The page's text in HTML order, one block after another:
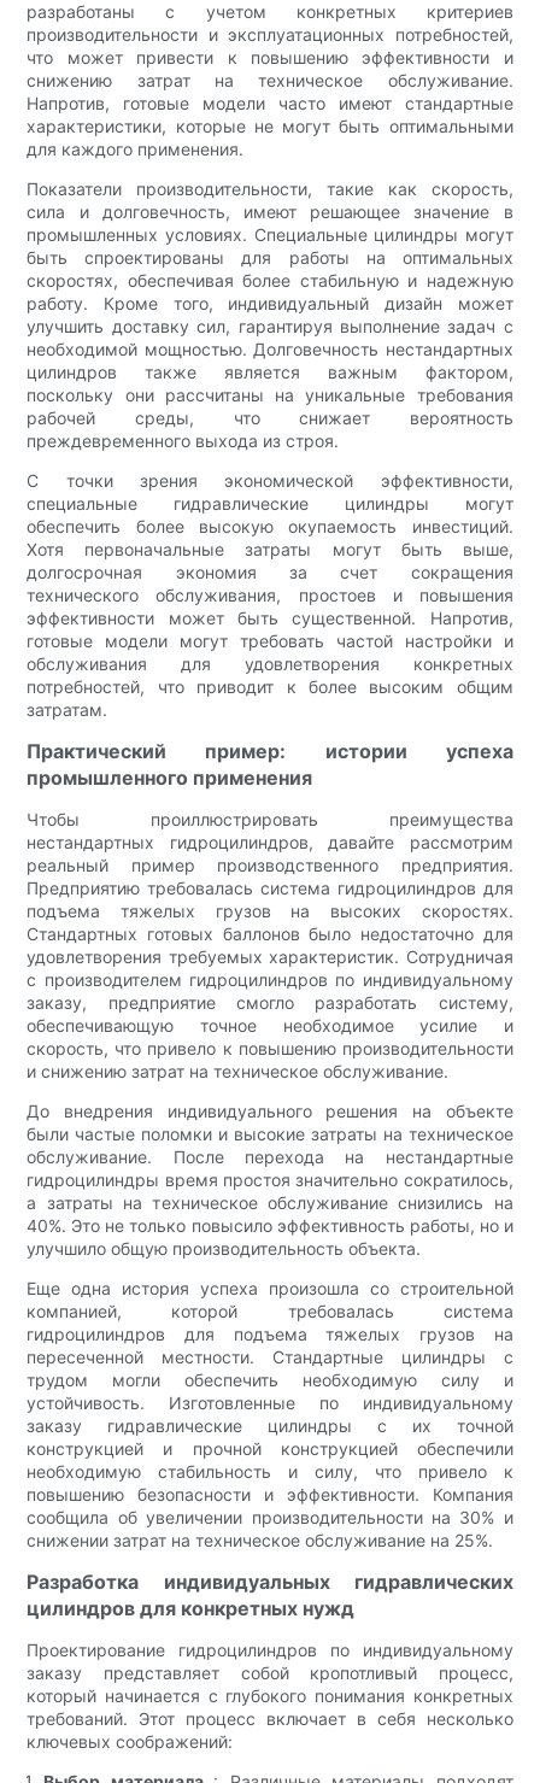
разработаны с учетом конкретных критериев
производительности и эксплуатационных потребностей,
что может привести к повышению эффективности и
снижению затрат на техническое обслуживание.
Напротив, готовые модели часто имеют стандартные
характеристики, которые не могут быть оптимальными
для каждого применения.
Показатели производительности, такие как скорость,
сила и долговечность, имеют решающее значение в
промышленных условиях. Специальные цилиндры могут
быть спроектированы для работы на оптимальных
скоростях, обеспечивая более стабильную и надежную
работу. Кроме того, индивидуальный дизайн может
улучшить доставку сил, гарантируя выполнение задач с
необходимой мощностью. Долговечность нестандартных
цилиндров также является важным фактором,
поскольку они рассчитаны на уникальные требования
рабочей среды, что снижает вероятность
преждевременного выхода из строя.
С точки зрения экономической эффективности,
специальные гидравлические цилиндры могут
обеспечить более высокую окупаемость инвестиций.
Хотя первоначальные затраты могут быть выше,
долгосрочная экономия за счет сокращения
технического обслуживания, простоев и повышения
эффективности может быть существенной. Напротив,
готовые модели могут требовать частой настройки и
обслуживания для удовлетворения конкретных
потребностей, что приводит к более высоким общим
затратам.
Практический пример: истории успеха
промышленного применения
Чтобы проиллюстрировать преимущества
нестандартных гидроцилиндров, давайте рассмотрим
реальный пример производственного предприятия.
Предприятию требовалась система гидроцилиндров для
подъема тяжелых грузов на высоких скоростях.
Стандартных готовых баллонов было недостаточно для
удовлетворения требуемых характеристик. Сотрудничая
с производителем гидроцилиндров по индивидуальному
заказу, предприятие смогло разработать систему,
обеспечивающую точное необходимое усилие и
скорость, что привело к повышению производительности
и снижению затрат на техническое обслуживание.
До внедрения индивидуального решения на объекте
были частые поломки и высокие затраты на техническое
обслуживание. После перехода на нестандартные
гидроцилиндры время простоя значительно сократилось,
а затраты на техническое обслуживание снизились на
40%. Это не только повысило эффективность работы, но и
улучшило общую производительность объекта.
Еще одна история успеха произошла со строительной
компанией, которой требовалась система
гидроцилиндров для подъема тяжелых грузов на
пересеченной местности. Стандартные цилиндры с
трудом могли обеспечить необходимую силу и
устойчивость. Изготовленные по индивидуальному
заказу гидравлические цилиндры с их точной
конструкцией и прочной конструкцией обеспечили
необходимую стабильность и силу, что привело к
повышению безопасности и эффективности. Компания
сообщила об увеличении производительности на 30% и
снижении затрат на техническое обслуживание на 25%.
Разработка индивидуальных гидравлических
цилиндров для конкретных нужд
Проектирование гидроцилиндров по индивидуальному
заказу представляет собой кропотливый процесс,
который начинается с глубокого понимания конкретных
требований. Этот процесс включает в себя несколько
ключевых соображений: